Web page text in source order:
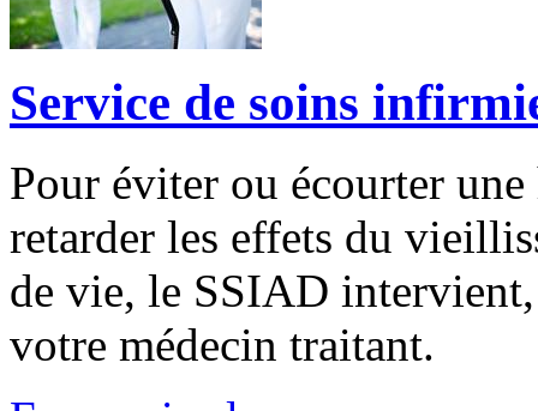
Service de soins
Pour éviter ou écourter
retarder les effets du
de vie, le SSIAD
votre médecin traitant.